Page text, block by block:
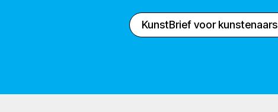
KunstBrief voor kunstenaars